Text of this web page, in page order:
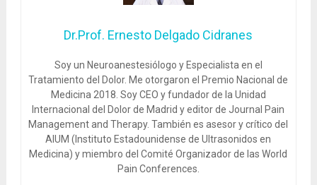
Dr.Prof. Ernesto Delgado Cidranes
Soy un Neuroanestesiólogo y Especialista en el
Tratamiento del Dolor. Me otorgaron el Premio Nacional de
Medicina 2018. Soy CEO y fundador de la Unidad
Internacional del Dolor de Madrid y editor de Journal Pain
Management and Therapy. También es asesor y crítico del
AIUM (Instituto Estadounidense de Ultrasonidos en
Medicina) y miembro del Comité Organizador de las World
Pain Conferences.